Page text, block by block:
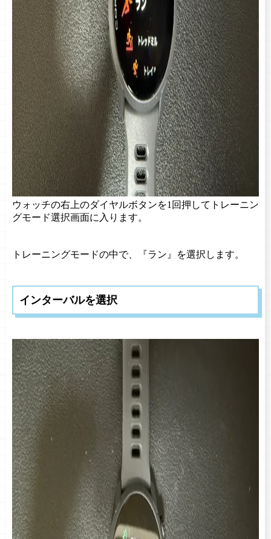
ウォッチの右上のダイヤルボタンを1回押して トレーニン
グモード選択画面に入ります。
トレーニングモードの中で、『ラン』を選択します。
インターバルを選択